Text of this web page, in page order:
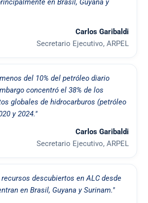
en Brasil, Guyana y
Carlos Garibaldi
Secretario Ejecutivo, ARPEL
del 10% del petróleo diario
concentró el 38% de los
globales de hidrocarburos (petróleo
y 2024."
Carlos Garibaldi
Secretario Ejecutivo, ARPEL
recursos descubiertos en ALC desde
en Brasil, Guyana y Surinam."